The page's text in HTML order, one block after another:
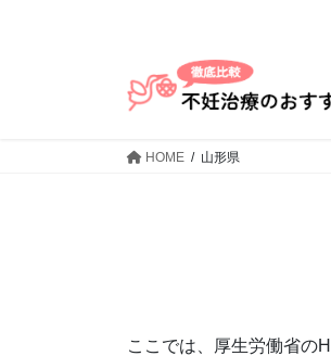
HOME 山形県
ここでは、厚生労働省の